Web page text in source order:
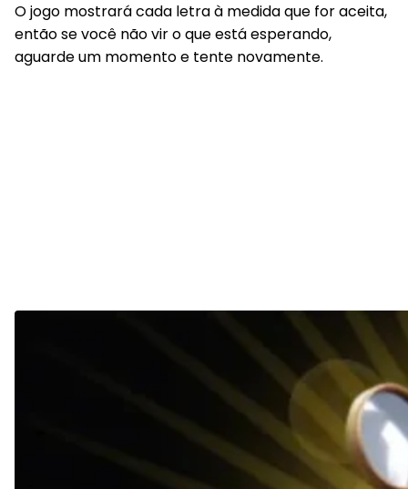
O jogo mostrará cada letra à medida que for aceita,
então se você não vir o que está esperando,
aguarde um momento e tente novamente.